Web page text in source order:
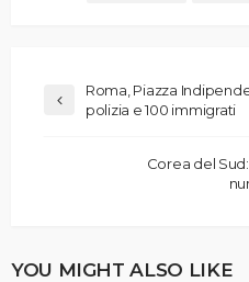
Roma, Piazza
polizia e 100 immigrati
Corea del
YOU MIGHT ALSO LIKE